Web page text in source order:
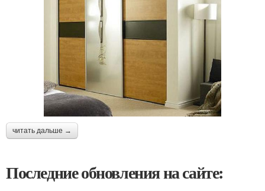
читать дальше →
Последние обновления на сайте: